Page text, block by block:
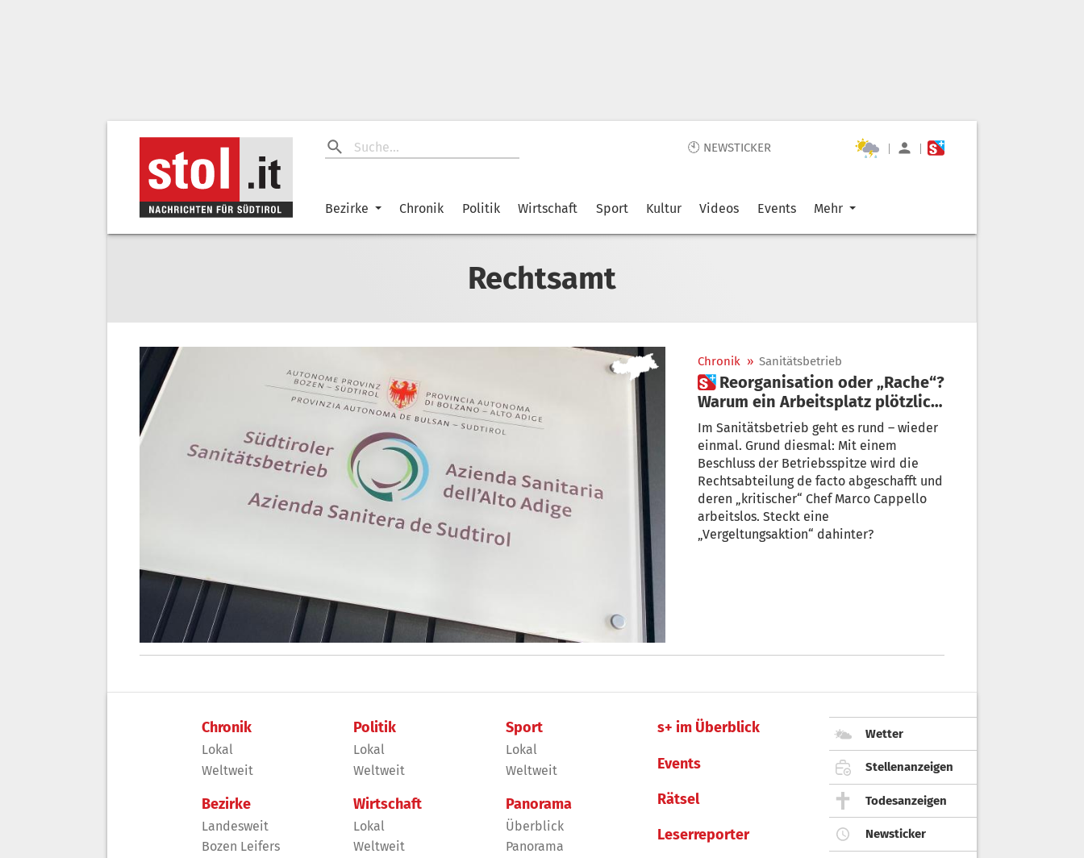
🕙 NEWSTICKER | |
Bezirke Chronik Politik Wirtschaft Sport Kultur Videos Events Mehr
Rechtsamt
Chronik » Sanitätsbetrieb
 Reorganisation oder „Rache“?
Warum ein Arbeitsplatz plötzlich
weg ist
Im Sanitätsbetrieb geht es rund – wieder
einmal. Grund diesmal: Mit einem
Beschluss der Betriebsspitze wird die
Rechtsabteilung de facto abgeschafft und
deren „kritischer“ Chef Marco Cappello
arbeitslos. Steckt eine
„Vergeltungsaktion“ dahinter?
Chronik
Lokal
Weltweit
Bezirke
Landesweit
Bozen Leifers
Politik
Lokal
Weltweit
Wirtschaft
Lokal
Weltweit
Sport
Lokal
Weltweit
Panorama
Überblick
Panorama
s+ im Überblick
Events
Rätsel
Leserreporter
Wetter
Stellenanzeigen
Todesanzeigen
Newsticker